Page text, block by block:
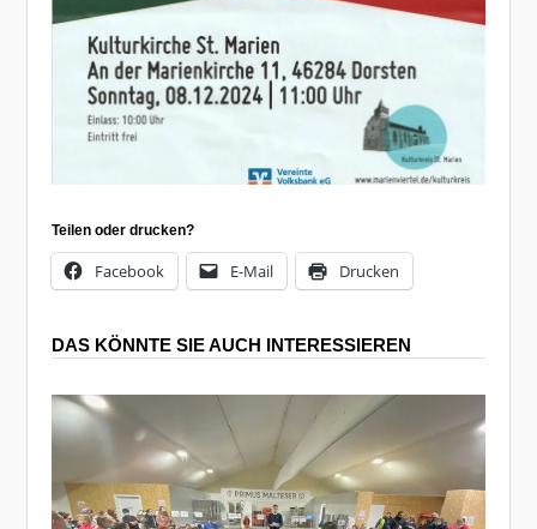
Teilen oder drucken?
Facebook E-Mail Drucken
DAS KÖNNTE SIE AUCH INTERESSIEREN